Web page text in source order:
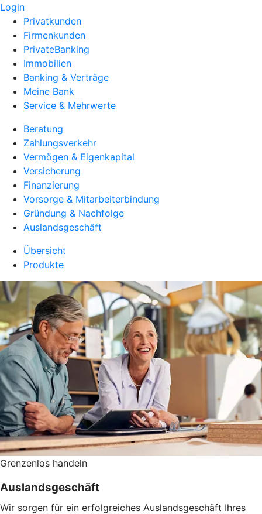
Login
Privatkunden
Firmenkunden
PrivateBanking
Immobilien
Banking & Verträge
Meine Bank
Service & Mehrwerte
Beratung
Zahlungsverkehr
Vermögen & Eigenkapital
Versicherung
Finanzierung
Vorsorge & Mitarbeiterbindung
Gründung & Nachfolge
Auslandsgeschäft
Übersicht
Produkte
Grenzenlos handeln
Auslandsgeschäft
Wir sorgen für ein erfolgreiches Auslandsgeschäft Ihres